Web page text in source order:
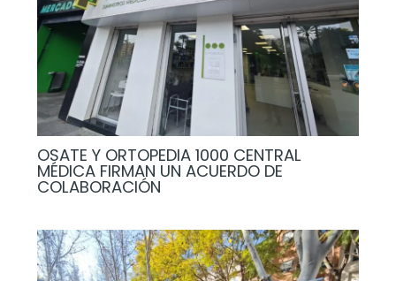
OSATE Y ORTOPEDIA 1000 CENTRAL
MÉDICA FIRMAN UN ACUERDO DE
COLABORACIÓN